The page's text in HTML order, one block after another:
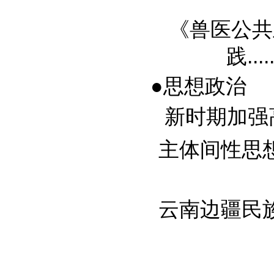
《兽医公
践
●思想政治
新时期加
主体间性
云南边疆